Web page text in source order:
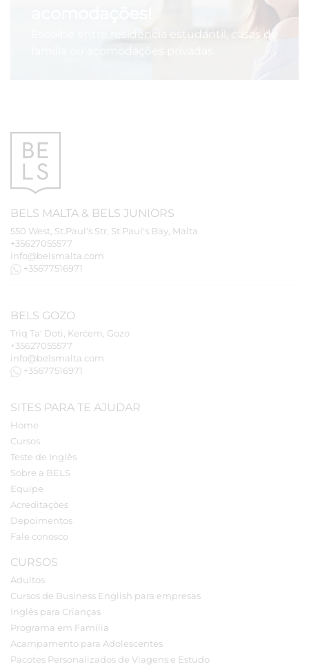
Escolhe entre residência estudantil, casas de
BELS MALTA & BELS JUNIORS
550 West, St.Paul's Str, St.Paul's Bay, Malta
+35627055577
info@belsmalta.com
+35677516971
BELS GOZO
Triq Ta' Doti, Kerċem, Gozo
+35627055577
info@belsmalta.com
+35677516971
SITES PARA TE AJUDAR
Home
Cursos
Teste de Inglês
Sobre a BELS
Equipe
Acreditações
Depoimentos
Fale conosco
CURSOS
Adultos
Cursos de Business English para empresas
Inglês para Crianças
Programa em Família
Acampamento para Adolescentes
Pacotes Personalizados de Viagens e Estudo